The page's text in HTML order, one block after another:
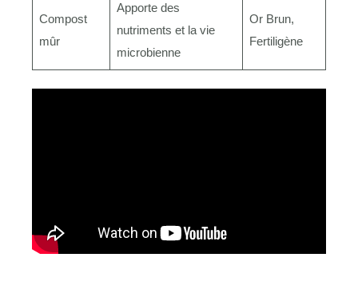
Compost
mûr
Apporte des
nutriments et la vie
microbienne
Or Brun,
Fertiligène